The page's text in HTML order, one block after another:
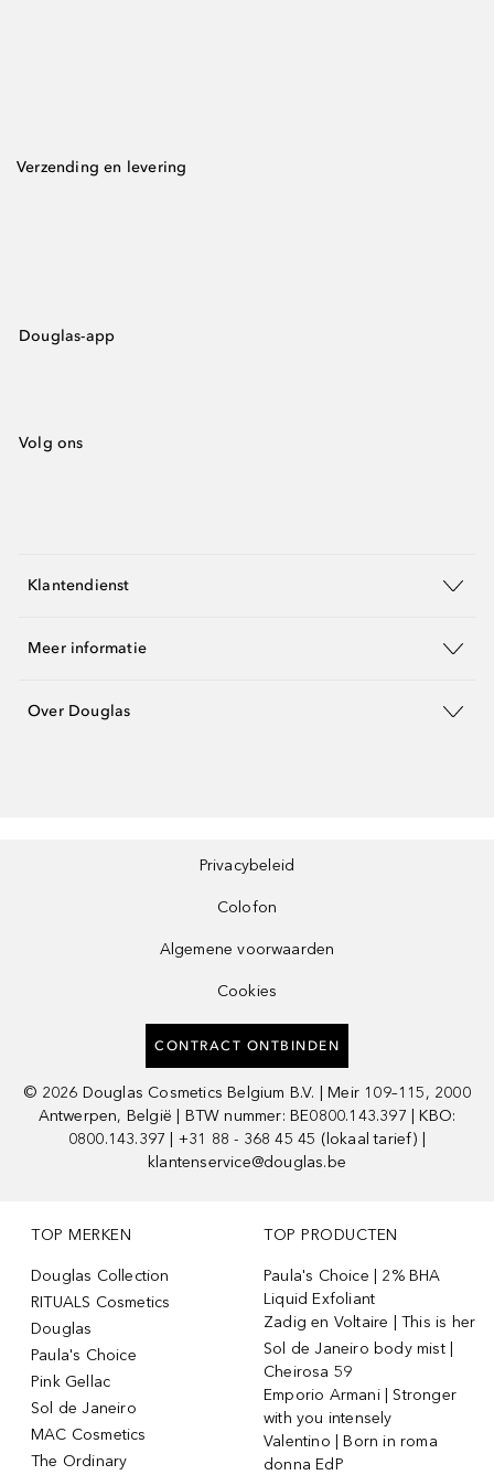
Verzending en levering
Douglas-app
Volg ons
Klantendienst
Meer informatie
Over Douglas
Privacybeleid
Colofon
Algemene voorwaarden
Cookies
CONTRACT ONTBINDEN
© 2026 Douglas Cosmetics Belgium B.V. | Meir 109–115, 2000
Antwerpen, België | BTW nummer: BE0800.143.397 | KBO:
0800.143.397 | +31 88 - 368 45 45 (lokaal tarief) |
klantenservice@douglas.be
TOP MERKEN
Douglas Collection
RITUALS Cosmetics
Douglas
Paula's Choice
Pink Gellac
Sol de Janeiro
MAC Cosmetics
The Ordinary
TOP PRODUCTEN
Paula's Choice | 2% BHA
Liquid Exfoliant
Zadig en Voltaire | This is her
Sol de Janeiro body mist |
Cheirosa 59
Emporio Armani | Stronger
with you intensely
Valentino | Born in roma
donna EdP